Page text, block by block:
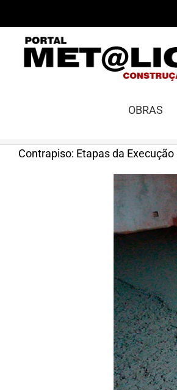
conteúdo
OBRAS
Contrapiso: Etapas da